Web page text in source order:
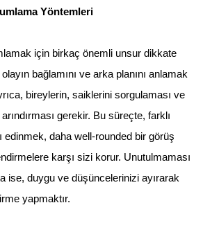
Yöntemleri
için birkaç önemli unsur dikkate
bağlamını ve arka planını anlamak
bireylerin, saiklerini sorgulaması ve
gerekir. Bu süreçte, farklı
edinmek, daha well-rounded bir görüş
karşı sizi korur. Unutulmaması
ise, duygu ve düşüncelerinizi ayırarak
yapmaktır.